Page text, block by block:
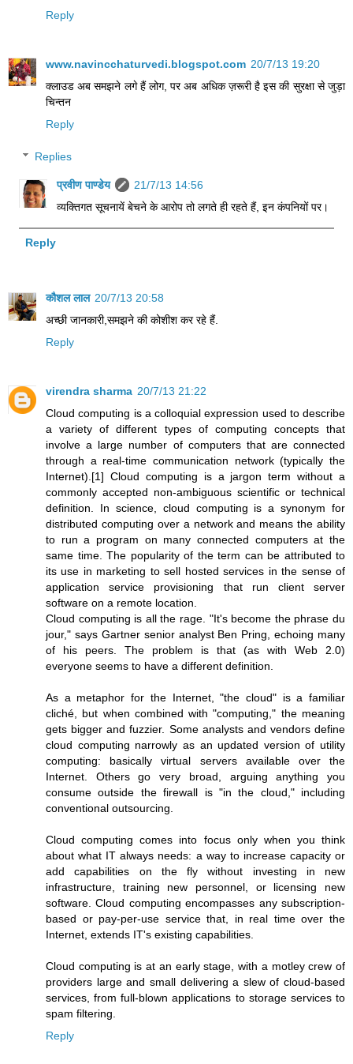
Reply
www.navincchaturvedi.blogspot.com 20/7/13 19:20
क्लाउड अब समझने लगे हैं लोग, पर अब अधिक ज़रूरी है इस की सुरक्षा से जुड़ा
चिन्तन
Reply
Replies
प्रवीण पाण्डेय
21/7/13 14:56
व्यक्तिगत सूचनायें बेचने के आरोप तो लगते ही रहते हैं, इन कंपनियों पर।
Reply
कौशल लाल 20/7/13 20:58
अच्छी जानकारी,समझने की कोशीश कर रहे हैं.
Reply
virendra sharma 20/7/13 21:22
Cloud computing is a colloquial expression used to describe
a variety of different types of computing concepts that
involve a large number of computers that are connected
through a real-time communication network (typically the
Internet).[1] Cloud computing is a jargon term without a
commonly accepted non-ambiguous scientific or technical
definition. In science, cloud computing is a synonym for
distributed computing over a network and means the ability
to run a program on many connected computers at the
same time. The popularity of the term can be attributed to
its use in marketing to sell hosted services in the sense of
application service provisioning that run client server
software on a remote location.
Cloud computing is all the rage. "It's become the phrase du
jour," says Gartner senior analyst Ben Pring, echoing many
of his peers. The problem is that (as with Web 2.0)
everyone seems to have a different definition.
As a metaphor for the Internet, "the cloud" is a familiar
cliché, but when combined with "computing," the meaning
gets bigger and fuzzier. Some analysts and vendors define
cloud computing narrowly as an updated version of utility
computing: basically virtual servers available over the
Internet. Others go very broad, arguing anything you
consume outside the firewall is "in the cloud," including
conventional outsourcing.
Cloud computing comes into focus only when you think
about what IT always needs: a way to increase capacity or
add capabilities on the fly without investing in new
infrastructure, training new personnel, or licensing new
software. Cloud computing encompasses any subscription-
based or pay-per-use service that, in real time over the
Internet, extends IT's existing capabilities.
Cloud computing is at an early stage, with a motley crew of
providers large and small delivering a slew of cloud-based
services, from full-blown applications to storage services to
spam filtering.
Reply